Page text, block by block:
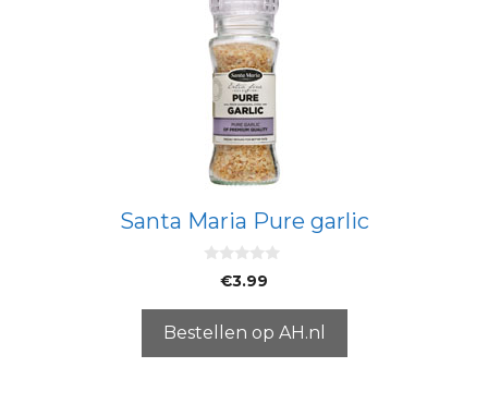
Santa Maria Pure garlic
5
€3.99
Bestellen op AH.nl